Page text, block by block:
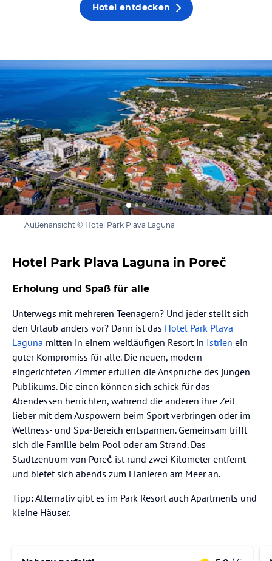
Hotel entdecken
Außenansicht © Hotel Park Plava Laguna
Hotel Park Plava Laguna in Poreč
Erholung und Spaß für alle
Unterwegs mit mehreren Teenagern? Und jeder stellt sich
den Urlaub anders vor? Dann ist das Hotel Park Plava
Laguna mitten in einem weitläufigen Resort in Istrien ein
guter Kompromiss für alle. Die neuen, modern
eingerichteten Zimmer erfüllen die Ansprüche des jungen
Publikums. Die einen können sich schick für das
Abendessen herrichten, während die anderen ihre Zeit
lieber mit dem Auspowern beim Sport verbringen oder im
Wellness- und Spa-Bereich entspannen. Gemeinsam trifft
sich die Familie beim Pool oder am Strand. Das
Stadtzentrum von Poreč ist rund zwei Kilometer entfernt
und bietet sich abends zum Flanieren am Meer an.
Tipp: Alternativ gibt es im Park Resort auch Apartments und
kleine Häuser.